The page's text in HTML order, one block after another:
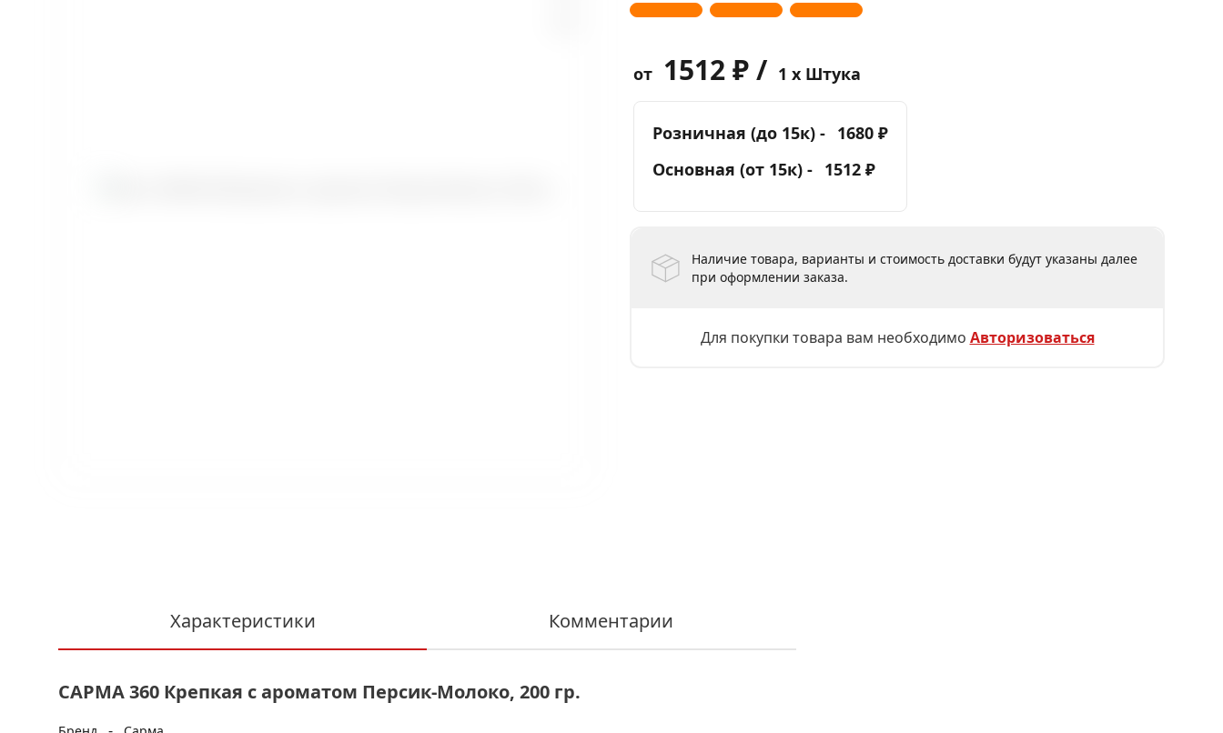
от 1512 ₽ / 1 x Штука
Розничная (до 15к) - 1680 ₽
Основная (от 15к) - 1512 ₽
Наличие товара, варианты и стоимость доставки будут указаны далее
при оформлении заказа.
Для покупки товара вам необходимо Авторизоваться
Характеристики Комментарии
САРМА 360 Крепкая с ароматом Персик-Молоко, 200 гр.